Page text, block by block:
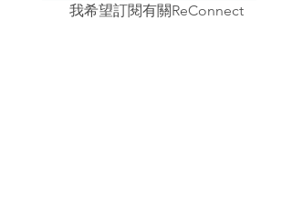
我希望訂閱有關ReConnect